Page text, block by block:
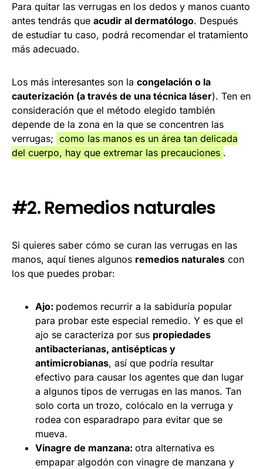
Para quitar las verrugas en los dedos y manos cuanto
antes tendrás que acudir al dermatólogo. Después
de estudiar tu caso, podrá recomendar el tratamiento
más adecuado.
Los más interesantes son la congelación o la
cauterización (a través de una técnica láser). Ten en
consideración que el método elegido también
depende de la zona en la que se concentren las
verrugas; como las manos es un área tan delicada
del cuerpo, hay que extremar las precauciones .
#2. Remedios naturales
Si quieres saber cómo se curan las verrugas en las
manos, aquí tienes algunos remedios naturales con
los que puedes probar:
Ajo: podemos recurrir a la sabiduría popular
para probar este especial remedio. Y es que el
ajo se caracteriza por sus propiedades
antibacterianas, antisépticas y
antimicrobianas, así que podría resultar
efectivo para causar los agentes que dan lugar
a algunos tipos de verrugas en las manos. Tan
solo corta un trozo, colócalo en la verruga y
rodea con esparadrapo para evitar que se
mueva.
Vinagre de manzana: otra alternativa es
empapar algodón con vinagre de manzana y